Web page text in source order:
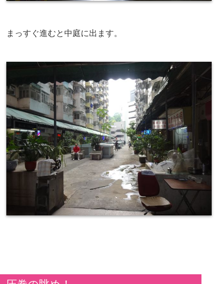
まっすぐ進むと中庭に出ます。